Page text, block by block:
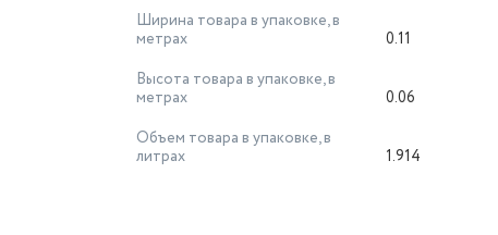
Ширина товара в упаковке, в
метрах
0.11
Высота товара в упаковке, в
метрах
0.06
Объем товара в упаковке, в
литрах
1.914